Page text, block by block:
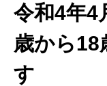
令和4年4
歳から18
す